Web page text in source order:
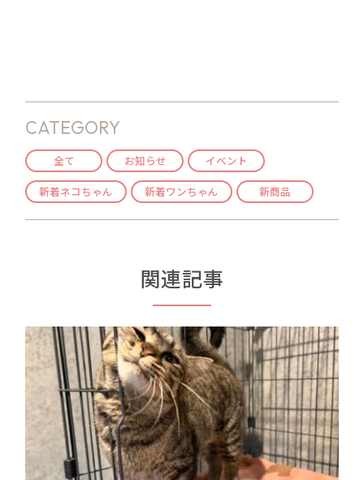
CATEGORY
全て お知らせ
イベント
新着ネコちゃん
新着ワンちゃん 新商品
関連記事